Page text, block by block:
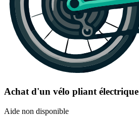
Achat d'un vélo pliant électrique
Aide non disponible